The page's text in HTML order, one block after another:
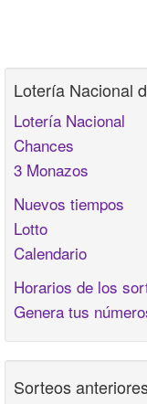
Lotería Nacional
Lotería Nacional
Chances
3 Monazos
Nuevos tiempos
Lotto
Calendario
Horarios de los
Genera tus
Sorteos